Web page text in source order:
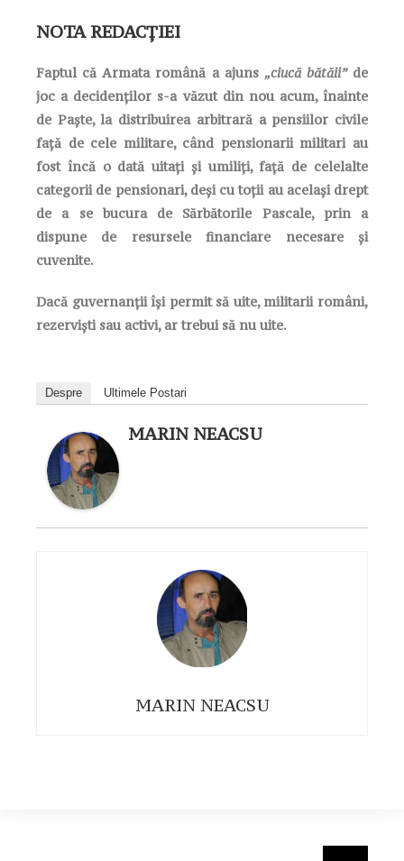
NOTA REDACȚIEI
Faptul că Armata română a ajuns „ciucă bătăii”de
joc a decidenților s-a văzut din nou acum, înainte
de Paște, la distribuirea arbitrară a pensiilor civile
față de cele militare, când pensionarii militari au
fost încă o dată uitați și umiliți, față de celelalte
categorii de pensionari, deși cu toții au același drept
de a se bucura de Sărbătorile Pascale, prin a
dispune de resursele financiare necesare și
cuvenite.
Dacă guvernanții își permit să uite, militarii români,
rezerviști sau activi, ar trebui să nu uite.
Despre Ultimele Postari
MARIN NEACSU
MARIN NEACSU